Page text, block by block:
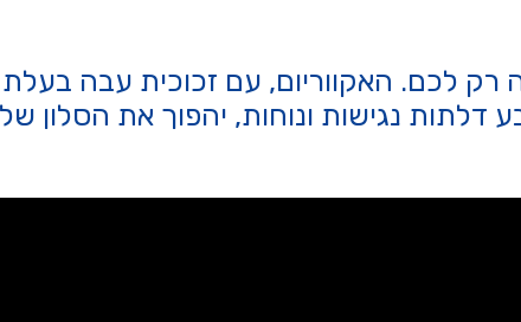
בגודל של 2 מטרים, מחכה רק לכם. האקווריום, עם זכוכית
דלתות נגישות ונוחות, יהפוך את הסלון